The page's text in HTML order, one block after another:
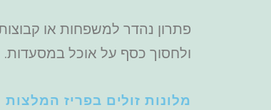
פתרון נהדר למשפחות או
ולחסוך כסף על אוכל במסעדות.
מלונות זולים בפריז המלצות